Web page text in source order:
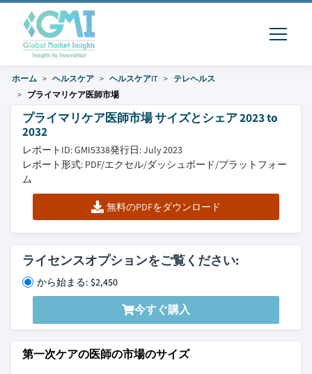
ホーム ヘルスケア ヘルスケアIT
テレヘルス
プライマリケア医師市場
プライマリケア医師市場 サイズとシェア 2023 to
2032
レポートID: GMI5338発行日: July 2023
レポート形式: PDF/エクセル/ダッシュボード/プラットフォー
ム
無料のPDFをダウンロード
ライセンスオプションをご覧ください:
から始まる: $2,450
今すぐ購入
第一次ケアの医師の市場のサイズ